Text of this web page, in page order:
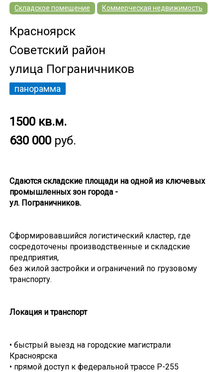
Складское помещение Коммерческая недвижимость
Красноярск
Советский район
улица Пограничников
панорамма
1500 кв.м.
630 000руб.
Сдаются складские площади на одной из ключевых
промышленных зон города -
ул. Пограничников.
Сформировавшийся логистический кластер, где
сосредоточены производственные и складские
предприятия,
без жилой застройки и ограничений по грузовому
транспорту.
Локация и транспорт
• быстрый выезд на городские магистрали
Красноярска
• прямой доступ к федеральной трассе Р-255